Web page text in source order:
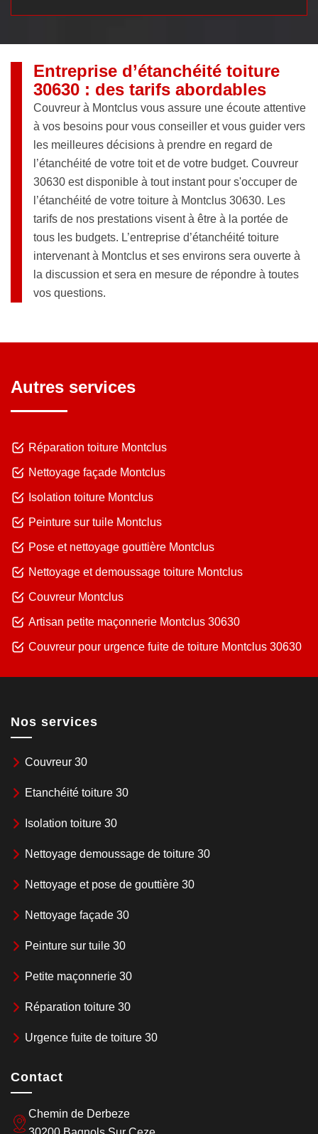
Entreprise d’étanchéité toiture
30630 : des tarifs abordables
Couvreur à Montclus vous assure une écoute attentive
à vos besoins pour vous conseiller et vous guider vers
les meilleures décisions à prendre en regard de
l’étanchéité de votre toit et de votre budget. Couvreur
30630 est disponible à tout instant pour s'occuper de
l’étanchéité de votre toiture à Montclus 30630. Les
tarifs de nos prestations visent à être à la portée de
tous les budgets. L’entreprise d’étanchéité toiture
intervenant à Montclus et ses environs sera ouverte à
la discussion et sera en mesure de répondre à toutes
vos questions.
Autres services
Réparation toiture Montclus
Nettoyage façade Montclus
Isolation toiture Montclus
Peinture sur tuile Montclus
Pose et nettoyage gouttière Montclus
Nettoyage et demoussage toiture Montclus
Couvreur Montclus
Artisan petite maçonnerie Montclus 30630
Couvreur pour urgence fuite de toiture Montclus 30630
Nos services
Couvreur 30
Etanchéité toiture 30
Isolation toiture 30
Nettoyage demoussage de toiture 30
Nettoyage et pose de gouttière 30
Nettoyage façade 30
Peinture sur tuile 30
Petite maçonnerie 30
Réparation toiture 30
Urgence fuite de toiture 30
Contact
Chemin de Derbeze